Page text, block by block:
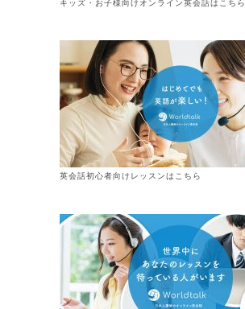
キッズ・お子様向けオンライン英会話はこちら
英会話初心者向けレッスンはこちら